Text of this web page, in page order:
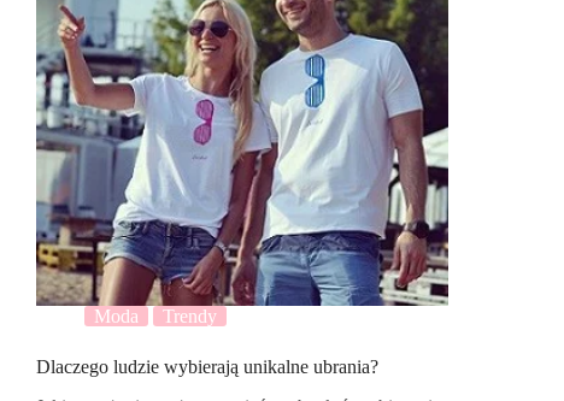
Moda Trendy
Dlaczego ludzie wybierają unikalne ubrania?